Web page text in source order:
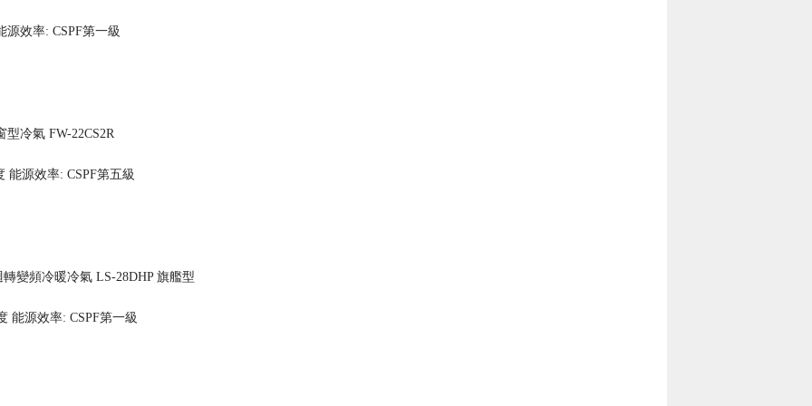
源效率: CSPF第一級
冷氣 FW-22CS2R
能源效率: CSPF第五級
變頻冷暖冷氣 LS-28DHP 旗艦型
能源效率: CSPF第一級